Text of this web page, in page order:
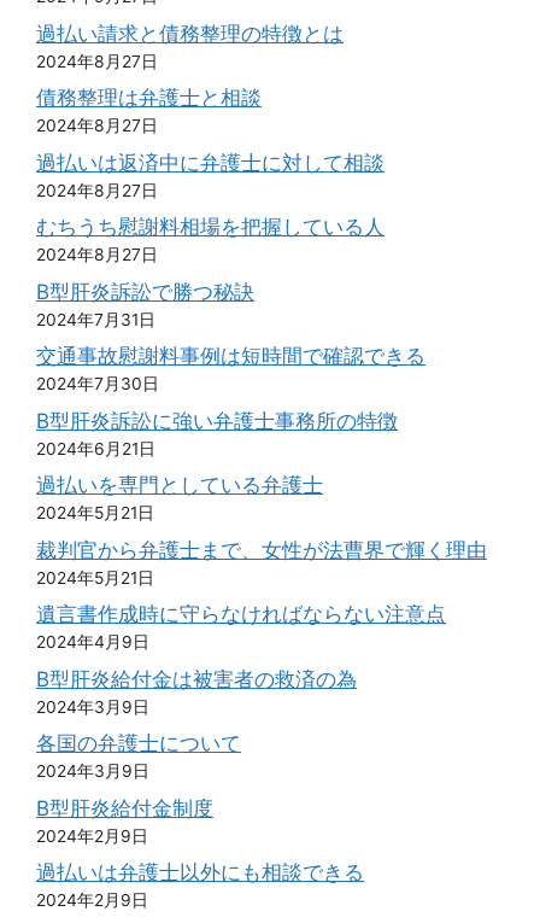
過払い請求と債務整理の特徴とは
2024年8月27日
債務整理は弁護士と相談
2024年8月27日
過払いは返済中に弁護士に対して相談
2024年8月27日
むちうち慰謝料相場を把握している人
2024年8月27日
B型肝炎訴訟で勝つ秘訣
2024年7月31日
交通事故慰謝料事例は短時間で確認できる
2024年7月30日
B型肝炎訴訟に強い弁護士事務所の特徴
2024年6月21日
過払いを専門としている弁護士
2024年5月21日
裁判官から弁護士まで、女性が法曹界で輝く理由
2024年5月21日
遺言書作成時に守らなければならない注意点
2024年4月9日
B型肝炎給付金は被害者の救済の為
2024年3月9日
各国の弁護士について
2024年3月9日
B型肝炎給付金制度
2024年2月9日
過払いは弁護士以外にも相談できる
2024年2月9日